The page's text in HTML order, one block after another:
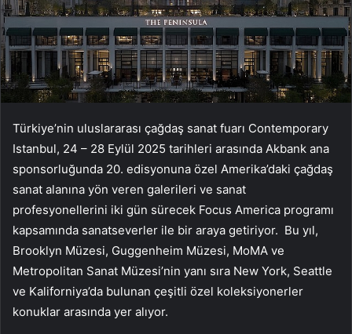
Türkiye’nin uluslararası çağdaş sanat fuarı Contemporary
Istanbul, 24 – 28 Eylül 2025 tarihleri arasında Akbank ana
sponsorluğunda 20. edisyonuna özel Amerika’daki çağdaş
sanat alanına yön veren galerileri ve sanat
profesyonellerini iki gün sürecek Focus America programı
kapsamında sanatseverler ile bir araya getiriyor. Bu yıl,
Brooklyn Müzesi, Guggenheim Müzesi, MoMA ve
Metropolitan Sanat Müzesi’nin yanı sıra New York, Seattle
ve Kaliforniya’da bulunan çeşitli özel koleksiyonerler
konuklar arasında yer alıyor.